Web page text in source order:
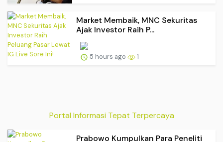
Market Membaik, MNC Sekuritas
Ajak Investor Raih P...
5 hours ago 1
Portal Informasi Tepat Terpercaya
Prabowo Kumpulkan Para Peneliti